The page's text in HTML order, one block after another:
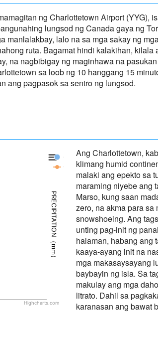
ng Charlottetown Airport (YYG),
lungsod ng Canada gaya ng
manlalakbay, lalo na sa mga sakay ng
ruta. Bagamat hindi kalakihan,
na nagbibigay ng maginhawa na
sa loob ng 10 hanggang 15
ang pagpasok sa sentro ng lungsod.
PRECIPITATION（mm）
Charlottetown - Precipitation
Charlottetown - Panahon
Highcharts.com
Ang Charlottetown,
klimang humid
malaki ang epekto sa
maraming niyebe ang
Marso, kung saan
zero, na akma para
snowshoeing. Ang
unting pag-init ng
halaman, habang ang
kaaya-ayang init na
mga makasaysayang
baybayin ng isla. Sa
makulay ang mga
litrato. Dahil sa
karanasan ang bawat